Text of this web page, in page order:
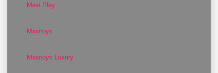
Maxi Play
Maxitoys
Maxitoys Luxury